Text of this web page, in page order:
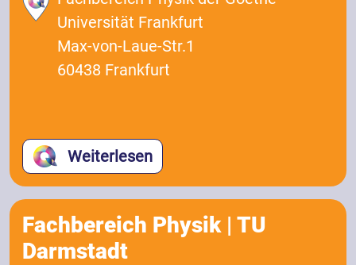
Universität Frankfurt
Max-von-Laue-Str.1
60438 Frankfurt
Weiterlesen
Fachbereich Physik | TU
Darmstadt